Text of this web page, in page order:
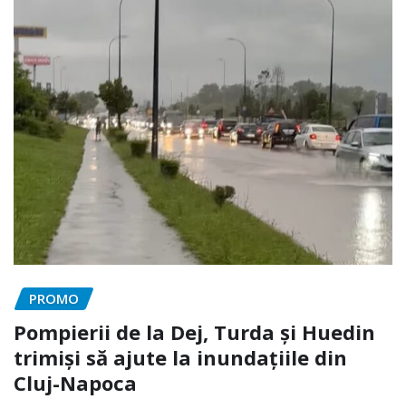
PROMO
Pompierii de la Dej, Turda și Huedin
trimiși să ajute la inundațiile din
Cluj-Napoca